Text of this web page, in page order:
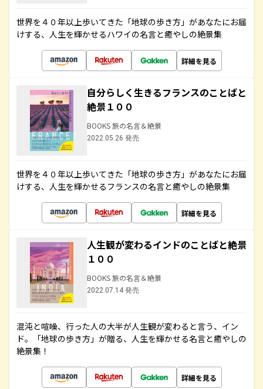
世界を４０年以上歩いてきた「地球の歩き方」があなたにお届
けする、人生を輝かせるハワイの名言と癒やしの絶景集
詳細を見る
自分らしく生きるフランスのことばと
絶景１００
BOOKS 旅の名言＆絶景
2022.05.26 発売
世界を４０年以上歩いてきた「地球の歩き方」があなたにお届
けする、人生を輝かせるフランスの名言と癒やしの絶景集
詳細を見る
人生観が変わるインドのことばと絶景
１００
BOOKS 旅の名言＆絶景
2022.07.14 発売
混沌と喧噪、行った人の大半が人生観が変わると言う、イン
ド。「地球の歩き方」が贈る、人生を輝かせる名言と癒やしの
絶景集！
詳細を見る